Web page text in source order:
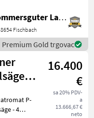
Version,
Sommersguter Landmaschinen GmbH
8654 Fischbach
Premium Gold trgovac
16.400
€
sa 20% PDV-
a
13.666,67 €
neto
P-
- 4